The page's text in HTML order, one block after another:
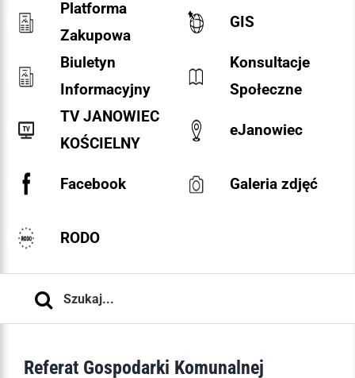
Platforma
Zakupowa
GIS
Biuletyn
Informacyjny
Konsultacje
Społeczne
TV JANOWIEC
KOŚCIELNY
eJanowiec
Facebook Galeria zdjęć
RODO
Referat Gospodarki Komunalnej